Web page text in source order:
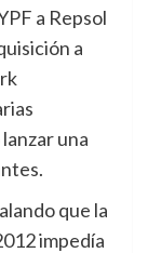
a Repsol
a
una
que la
impedía